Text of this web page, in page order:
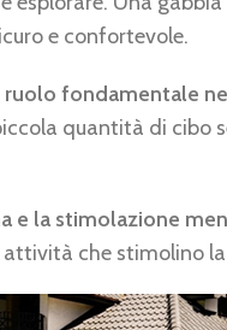
e confortevole.
ruolo fondamentale
quantità di cibo
e la stimolazione
che stimolino